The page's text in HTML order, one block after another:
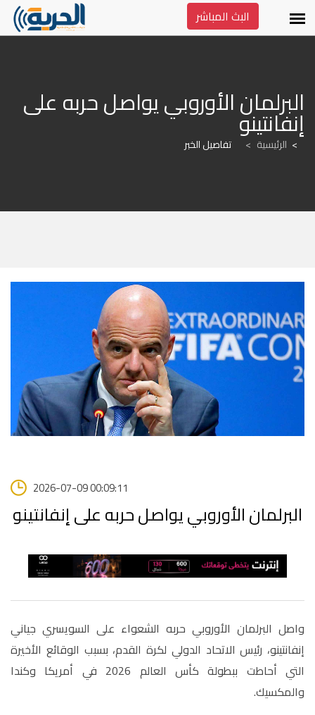
البث المباشر
إنفانتينو
الرئيسية > تفاصيل الخبر
2026-07-09 00:09:11
البرلمان الأوروبي يواصل حربه على إنفانتينو
واصل البرلمان الأوروبي حربه الشعواء على السويسري جياني
إنفانتينو، رئيس الاتحاد الدولي لكرة القدم، بسبب الوقائع الأخيرة
التي أحاطت ببطولة كأس العالم 2026 في أمريكا وكندا
والمكسيك.